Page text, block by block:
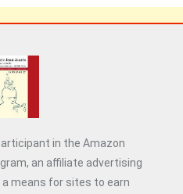
in the Amazon
an affiliate advertising
means for sites to earn